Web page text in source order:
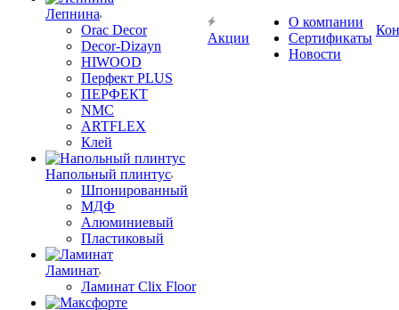
Лепнина
Orac Decor
Decor-Dizayn
HIWOOD
Перфект PLUS
ПЕРФЕКТ
NMC
ARTFLEX
Клей
Напольный плинтус
Шпонированный
МДФ
Алюминиевый
Пластиковый
Ламинат
Ламинат Clix Floor
Акции
О компании
Сертификаты
Новости